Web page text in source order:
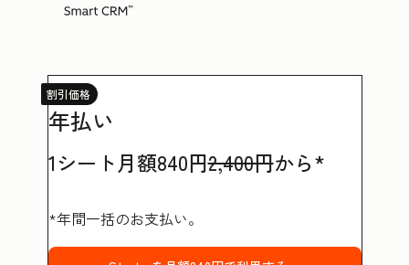
割引価格
年払い
1シート月額840円2,400円から*
*年間一括のお支払い。